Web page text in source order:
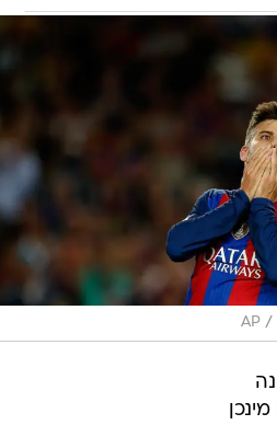
/
AP